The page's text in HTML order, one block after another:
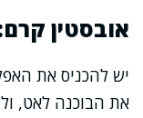
אובסטין
יש להכניס את